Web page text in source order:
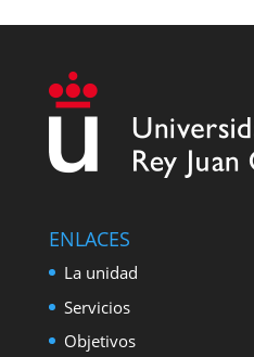
ENLACES
La unidad
Servicios
Objetivos